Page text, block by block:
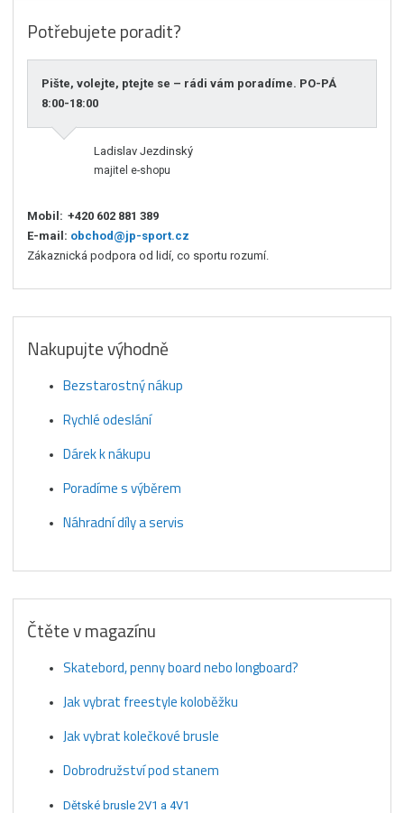
Potřebujete poradit?
Pište, volejte, ptejte se – rádi vám poradíme. PO-PÁ
8:00-18:00
Ladislav Jezdinský
majitel e-shopu
Mobil: +420 602 881 389
E-mail: obchod@jp-sport.cz
Zákaznická podpora od lidí, co sportu rozumí.
Nakupujte výhodně
Bezstarostný nákup
Rychlé odeslání
Dárek k nákupu
Poradíme s výběrem
Náhradní díly a servis
Čtěte v magazínu
Skatebord, penny board nebo longboard?
Jak vybrat freestyle koloběžku
Jak vybrat kolečkové brusle
Dobrodružství pod stanem
Dětské brusle 2V1 a 4V1